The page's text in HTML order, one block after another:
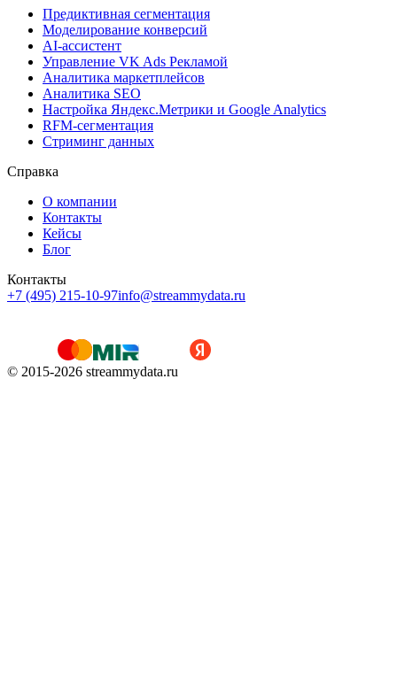
Предиктивная сегментация
Моделирование конверсий
AI-ассистент
Управление VK Ads Рекламой
Аналитика маркетплейсов
Аналитика SEO
Настройка Яндекс.Метрики и Google Analytics
RFM-сегментация
Cтриминг данных
Справка
О компании
Контакты
Кейсы
Блог
Контакты
+7 (495) 215-10-97info@streammydata.ru
© 2015-2026 streammydata.ru